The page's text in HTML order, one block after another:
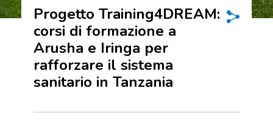
Progetto Training4DREAM:
corsi di formazione a
Arusha e Iringa per
rafforzare il sistema
sanitario in Tanzania